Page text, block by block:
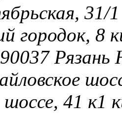
31/
городок, 8
Рязань
41 к1